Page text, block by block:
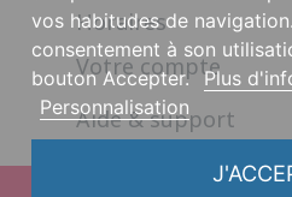
Horaires
Votre compte
Aide & support
vos habitudes de
consentement à son
bouton Accepter. Plus
Personnalisation